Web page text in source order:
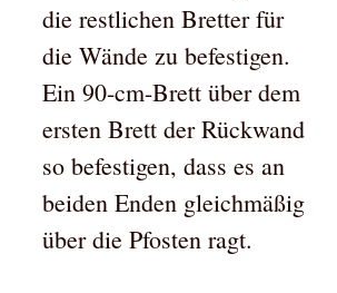
die restlichen Bretter für
die Wände zu befestigen.
Ein 90-cm-Brett über dem
ersten Brett der Rückwand
so befestigen, dass es an
beiden Enden gleichmäßig
über die Pfosten ragt.